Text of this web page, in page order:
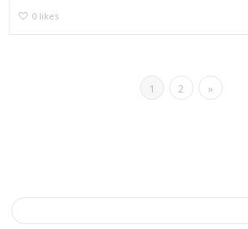
0 likes
1 2 »